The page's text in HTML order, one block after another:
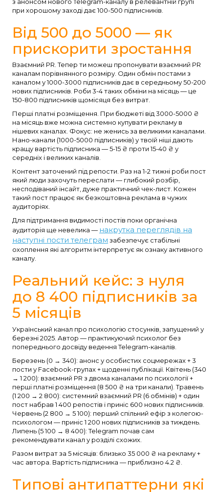
при хорошому заході дає 100-500 підписників.
Від 500 до 5000 — як
прискорити зростання
Взаємний PR. Тепер ти можеш пропонувати взаємний PR
каналам порівнянного розміру. Один обмін постами з
каналом у 1000-3000 підписників дає в середньому 50-200
нових підписників. Роби 3-4 таких обміни на місяць — це
150-800 підписників щомісяця без витрат.
Перші платні розміщення. При бюджеті від 3000-5000 ₴
на місяць вже можна системно купувати рекламу в
нішевих каналах. Фокус: не женись за великими каналами.
Нано-канали (1000-5000 підписників) у твоїй ніші дають
кращу вартість підписника — 5-15 ₴ проти 15-40 ₴ у
середніх і великих каналів.
Контент заточений під репости. Раз на 1-2 тижні роби пост
який люди захочуть переслати — глибокий розбір,
несподіваний інсайт, дуже практичний чек-лист. Кожен
такий пост працює як безкоштовна реклама в чужих
аудиторіях.
Для підтримання видимості постів поки органічна
аудиторія ще невелика — накрутка переглядів на
наступні пости телеграм забезпечує стабільні
охоплення які алгоритм інтерпретує як ознаку активного
каналу.
Реальний кейс: з нуля
до 8 400 підписників за
5 місяців
Український канал про психологію стосунків, запущений у
березні 2025. Автор — практикуючий психолог без
попереднього досвіду ведення Telegram-каналів.
Березень (0 → 340): анонс у особистих соцмережах + 3
пости у Facebook-групах + щоденні публікації. Квітень (340
→ 1 200): взаємний PR з двома каналами по психології +
перші платні розміщення (8 500 ₴ на три канали). Травень
(1 200 → 2 800): системний взаємний PR (6 обмінів) + один
пост набрав 1 400 репостів і приніс 600 нових підписників.
Червень (2 800 → 5 100): перший спільний ефір з колегою-
психологом — приніс 1 200 нових підписників за тиждень.
Липень (5 100 → 8 400): Telegram почав сам
рекомендувати канал у розділі схожих.
Разом витрат за 5 місяців: близько 35 000 ₴ на рекламу +
час автора. Вартість підписника — приблизно 4.2 ₴.
Типові антипаттерни які